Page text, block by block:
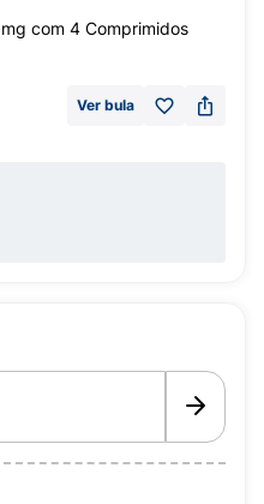
com 4 Comprimidos
Ver bula